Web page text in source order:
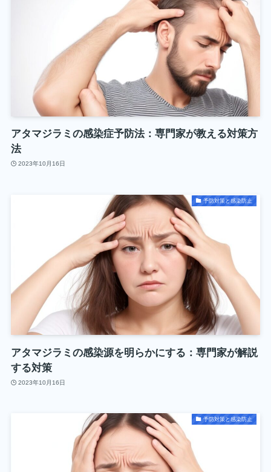
アタマジラミの感染症予防法：専門家が教える対策方
法
2023年10月16日
予防対策と感染防止
アタマジラミの感染源を明らかにする：専門家が解説
する対策
2023年10月16日
予防対策と感染防止